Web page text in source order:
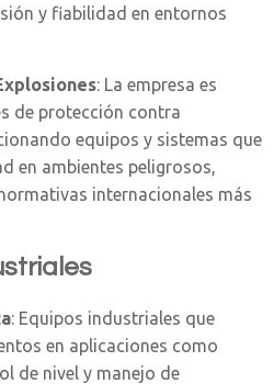
y fiabilidad en entornos
: La empresa es
de protección contra
equipos y sistemas que
en ambientes peligrosos,
internacionales más
: Equipos industriales que
en aplicaciones como
de nivel y manejo de